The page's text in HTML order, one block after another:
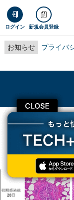
ログイン 新規会員登録
お知らせ プライバ
TECH+ テクノロジー
新型コロナへの感染が